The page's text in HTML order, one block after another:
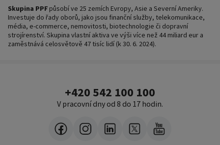
Skupina PPF působí ve 25 zemích Evropy, Asie a Severní Ameriky.
Investuje do řady oborů, jako jsou finanční služby, telekomunikace,
média, e-commerce, nemovitosti, biotechnologie či dopravní
strojírenství. Skupina vlastní aktiva ve výši více než 44 miliard eur a
zaměstnává celosvětově 47 tisíc lidí (k 30. 6. 2024).
+420 542 100 100
V pracovní dny od 8 do 17 hodin.